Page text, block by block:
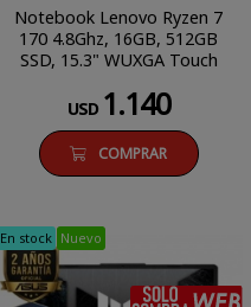
Notebook Lenovo Ryzen 7
170 4.8Ghz, 16GB, 512GB
SSD, 15.3" WUXGA Touch
USD 1.140
COMPRAR
SÓLO COMPRA WEB
En stock Nuevo